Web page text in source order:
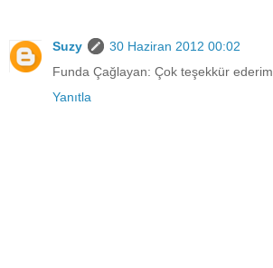
Suzy
30 Haziran 2012 00:02
Funda Çağlayan: Çok teşekkür ederim.
Yanıtla